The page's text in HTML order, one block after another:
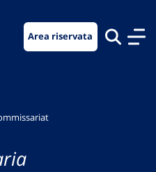
Area riservata